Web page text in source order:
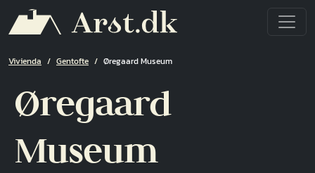
Ruta de navegación
Vivienda Gentofte Øregaard Museum
Øregaard
Museum